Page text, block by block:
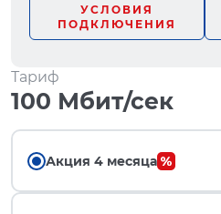
УСЛОВИЯ
ПОДКЛЮЧЕНИЯ
Тариф
100 Мбит/сек
Акция 4 месяца